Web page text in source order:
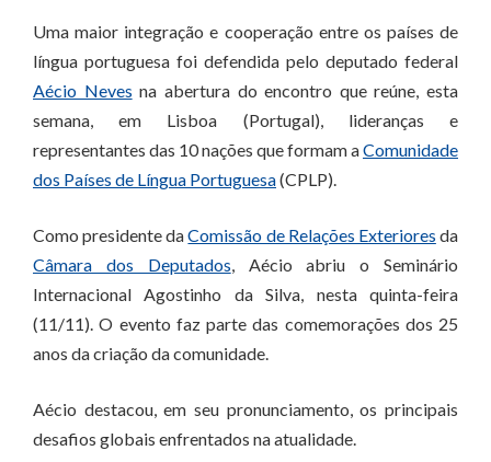
Uma maior integração e cooperação entre os países de
língua portuguesa foi defendida pelo deputado federal
Aécio Neves na abertura do encontro que reúne, esta
semana, em Lisboa (Portugal), lideranças e
representantes das 10 nações que formam aComunidade
dos Países de Língua Portuguesa(CPLP).
Como presidente daComissão de Relações Exteriores da
Câmara dos Deputados, Aécio abriu o Seminário
Internacional Agostinho da Silva, nesta quinta-feira
(11/11). O evento faz parte das comemorações dos 25
anos da criação da comunidade.
Aécio destacou, em seu pronunciamento, os principais
desafios globais enfrentados na atualidade.